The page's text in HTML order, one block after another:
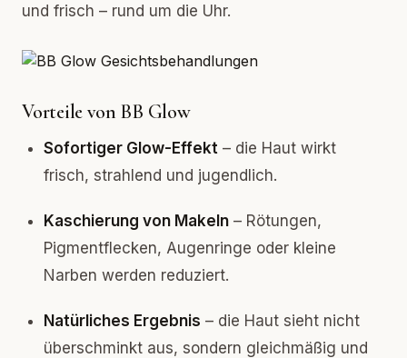
und frisch – rund um die Uhr.
Vorteile von BB Glow
Sofortiger Glow-Effekt – die Haut wirkt
frisch, strahlend und jugendlich.
Kaschierung von Makeln – Rötungen,
Pigmentflecken, Augenringe oder kleine
Narben werden reduziert.
Natürliches Ergebnis – die Haut sieht nicht
überschminkt aus, sondern gleichmäßig und